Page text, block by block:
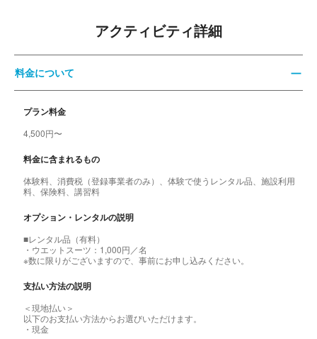
アクティビティ詳細
料金について
プラン料金
4,500円〜
料金に含まれるもの
体験料、消費税（登録事業者のみ）、体験で使うレンタル品、施設利用
料、保険料、講習料
オプション・レンタルの説明
■レンタル品（有料）
・ウエットスーツ：1,000円／名
※数に限りがございますので、事前にお申し込みください。
支払い方法の説明
＜現地払い＞
以下のお支払い方法からお選びいただけます。
・現金